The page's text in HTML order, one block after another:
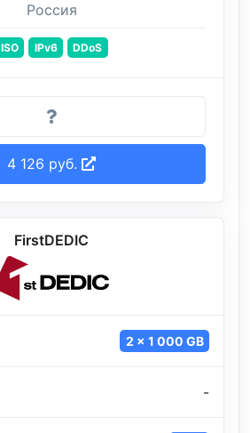
Россия
ISO IPv6 DDoS
4 126 руб.
FirstDEDIC
2 x 1 000 GB
-